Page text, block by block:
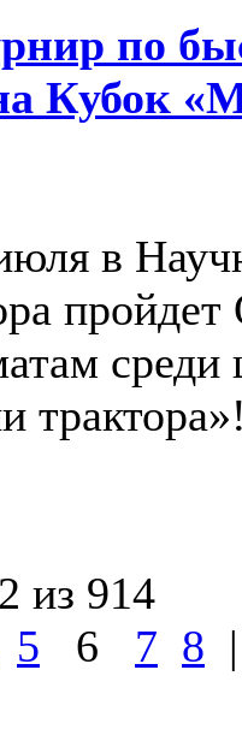
по
Кубок
в
среди
из 914
5 6 7 8